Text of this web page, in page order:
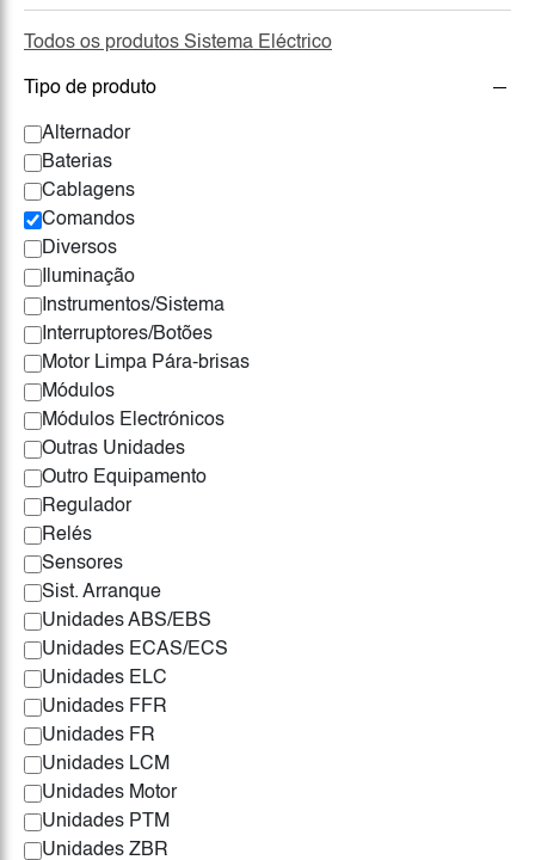
Todos os produtos Sistema Eléctrico
Tipo de produto
Alternador
Baterias
Cablagens
Comandos
Diversos
Iluminação
Instrumentos/Sistema
Interruptores/Botões
Motor Limpa Pára-brisas
Módulos
Módulos Electrónicos
Outras Unidades
Outro Equipamento
Regulador
Relés
Sensores
Sist. Arranque
Unidades ABS/EBS
Unidades ECAS/ECS
Unidades ELC
Unidades FFR
Unidades FR
Unidades LCM
Unidades Motor
Unidades PTM
Unidades ZBR